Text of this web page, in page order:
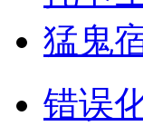
猛鬼
错误